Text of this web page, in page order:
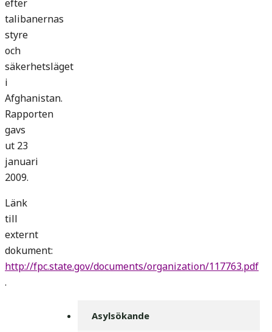
talibanernas
styre
och
säkerhetsläget
i
Afghanistan.
Rapporten
gavs
ut 23
januari
2009.
Länk
till
externt
dokument:
http://fpc.state.gov/documents/organization/117763.pdf
.
Asylsökande